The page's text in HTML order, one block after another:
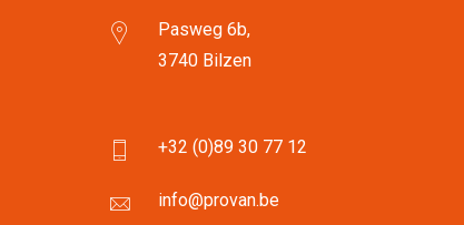
Pasweg 6b,
3740 Bilzen
+32 (0)89 30 77 12
info@provan.be